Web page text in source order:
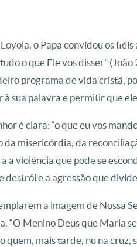
o Papa convidou os
o que Ele vos disser” (João
programa de vida cristã,
à sua palavra e permitir que
é clara: “o que eu vos
da misericórdia, da
a violência que pode se
e a agressão que
a imagem de Nossa
“O Menino Deus que Maria
quem, mais tarde, nu na